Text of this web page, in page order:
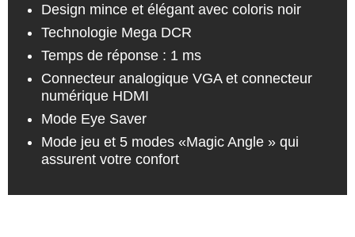
Design mince et élégant avec coloris noir
Technologie Mega DCR
Temps de réponse : 1 ms
Connecteur analogique VGA et connecteur
numérique HDMI
Mode Eye Saver
Mode jeu et 5 modes «Magic Angle » qui
assurent votre confort